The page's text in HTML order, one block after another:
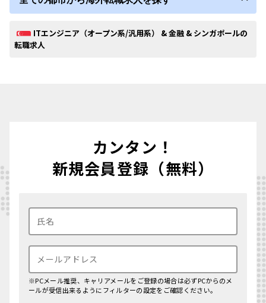
ITエンジニア（オープン系/汎用系） & 金融 & シンガポールの
転職求人
カンタン！
新規会員登録（無料）
※PCメール推奨、キャリアメールをご登録の場合は必ずPCからのメ
ールが受信出来るようにフィルターの設定をご確認ください。